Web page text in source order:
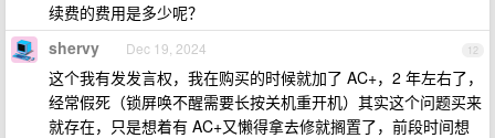
续费的费用是多少呢？
12
shervy Dec 19, 2024
这个我有发发言权，我在购买的时候就加了 AC+，2 年左右了，
经常假死（锁屏唤不醒需要长按关机重开机）其实这个问题买来
就存在，只是想着有 AC+又懒得拿去修就搁置了，前段时间想